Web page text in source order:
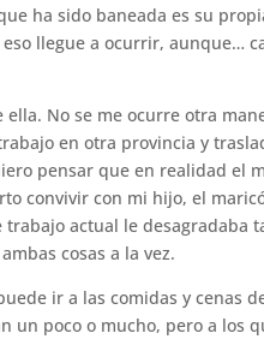
ha sido baneada es su
llegue a ocurrir, aunque…
No se me ocurre otra
en otra provincia y
pensar que en realidad el
convivir con mi hijo, el
actual le desagradaba
cosas a la vez.
ir a las comidas y cenas
un poco o mucho, pero a los